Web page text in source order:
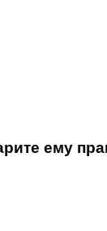
ему